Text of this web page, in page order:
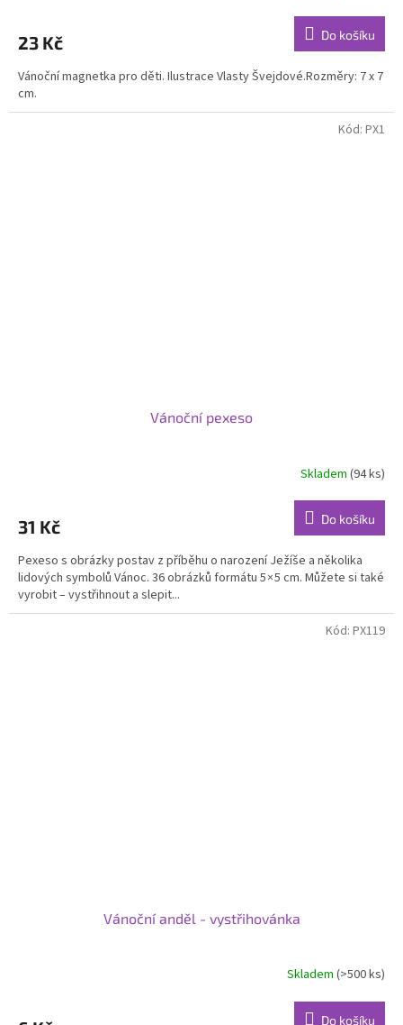
je
z
5
hvězdiček.
23 Kč Do košíku
Vánoční magnetka pro děti. Ilustrace Vlasty Švejdové.Rozměry: 7 x 7
cm.
Vánoční pexeso
je
z
5
hvězdiček.
Skladem(94 ks)
31 Kč Do košíku
Pexeso s obrázky postav z příběhu o narození Ježíše a několika
lidových symbolů Vánoc. 36 obrázků formátu 5 × 5 cm. Můžete si také
vyrobit – vystřihnout a slepit...
Kód: PX1
Vánoční anděl - vystřihovánka
Skladem (>500 ks)
Do košíku
Kód: PX119